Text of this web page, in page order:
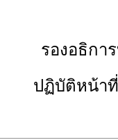
รองอธิกา
ปฏิบัติหน้า